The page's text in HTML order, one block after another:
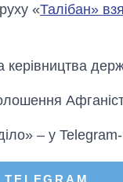
«Талібан»
– у